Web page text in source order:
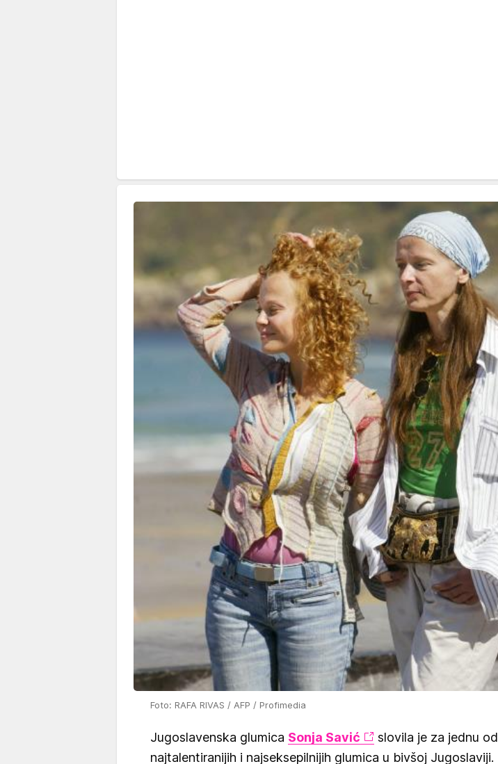
Foto: RAFA RIVAS / AFP / Profimedia
Jugoslavenska glumica Sonja Savić
slovila je za jednu od
najtalentiranijih i najseksepilnijih glumica u bivšoj Jugoslaviji.